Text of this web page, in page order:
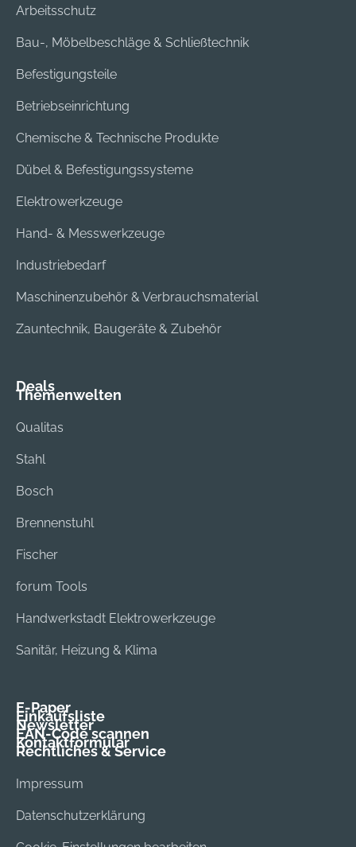
Arbeitsschutz
Bau-, Möbelbeschläge & Schließtechnik
Befestigungsteile
Betriebseinrichtung
Chemische & Technische Produkte
Dübel & Befestigungssysteme
Elektrowerkzeuge
Hand- & Messwerkzeuge
Industriebedarf
Maschinenzubehör & Verbrauchsmaterial
Zauntechnik, Baugeräte & Zubehör
Deals
Themenwelten
Qualitas
Stahl
Bosch
Brennenstuhl
Fischer
forum Tools
Handwerkstadt Elektrowerkzeuge
Sanitär, Heizung & Klima
E-Paper
Einkaufsliste
Newsletter
EAN-Code scannen
Kontaktformular
Rechtliches & Service
Impressum
Datenschutzerklärung